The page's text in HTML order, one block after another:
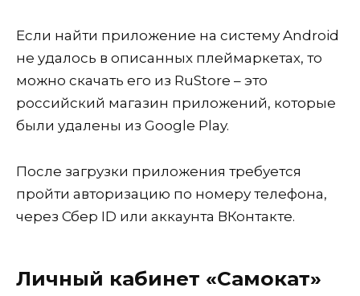
Если найти приложение на систему Android
не удалось в описанных плеймаркетах, то
можно скачать его из RuStore – это
российский магазин приложений, которые
были удалены из Google Play.
После загрузки приложения требуется
пройти авторизацию по номеру телефона,
через Сбер ID или аккаунта ВКонтакте.
Личный кабинет «Самокат»